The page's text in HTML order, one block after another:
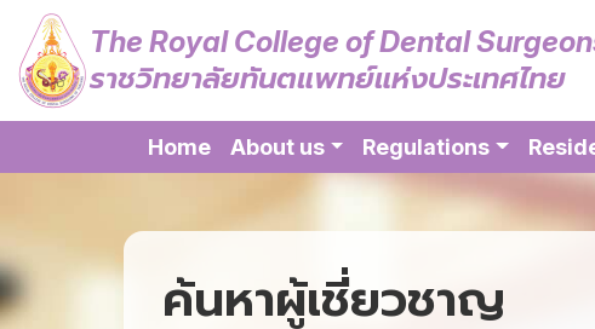
The Royal College of Dental
ราชวิทยาลัยทันตแพทย์แห่งประเทศไทย
Home About us Regulations
ค้นหาผู้เชี่ยวชาญ